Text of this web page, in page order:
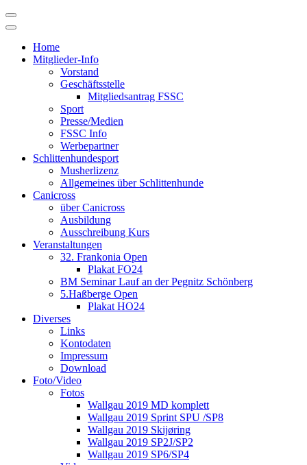
Skip
to
Home
Mitglieder-Info
Vorstand
Geschäftsstelle
Mitgliedsantrag FSSC
Sport
Presse/Medien
FSSC Info
Werbepartner
Schlittenhundesport
Musherlizenz
Allgemeines über Schlittenhunde
Canicross
über Canicross
Ausbildung
Ausschreibung Kurs
Veranstaltungen
32. Frankonia Open
Plakat FO24
BM Seminar Lauf an der Pegnitz Schönberg
5.Haßberge Open
Plakat HO24
Diverses
Links
Kontodaten
Impressum
Download
Foto/Video
Fotos
Wallgau 2019 MD komplett
Wallgau 2019 Sprint SPU /SP8
Wallgau 2019 Skijøring
Wallgau 2019 SP2J/SP2
Wallgau 2019 SP6/SP4